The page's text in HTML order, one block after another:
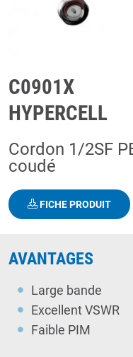
C0901X
HYPERCELL
Cordon 1/2SF
coudé
FICHE PRODUIT
AVANTAGES
Large bande
Excellent VSWR
Faible PIM